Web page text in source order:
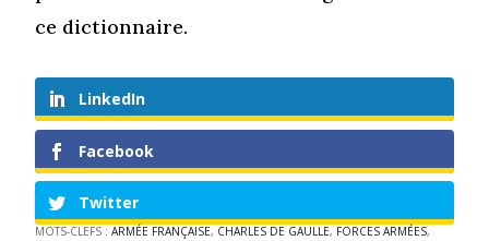
ce dictionnaire.
LinkedIn
Facebook
Twitter
MOTS-CLEFS :ARMÉE FRANÇAISE, CHARLES DE GAULLE, FORCES ARMÉES,